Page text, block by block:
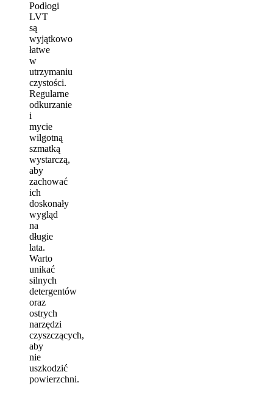
Podłogi
LVT
są
wyjątkowo
łatwe
w
utrzymaniu
czystości.
Regularne
odkurzanie
i
mycie
wilgotną
szmatką
wystarczą,
aby
zachować
ich
doskonały
wygląd
na
długie
lata.
Warto
unikać
silnych
detergentów
oraz
ostrych
narzędzi
czyszczących,
aby
nie
uszkodzić
powierzchni.